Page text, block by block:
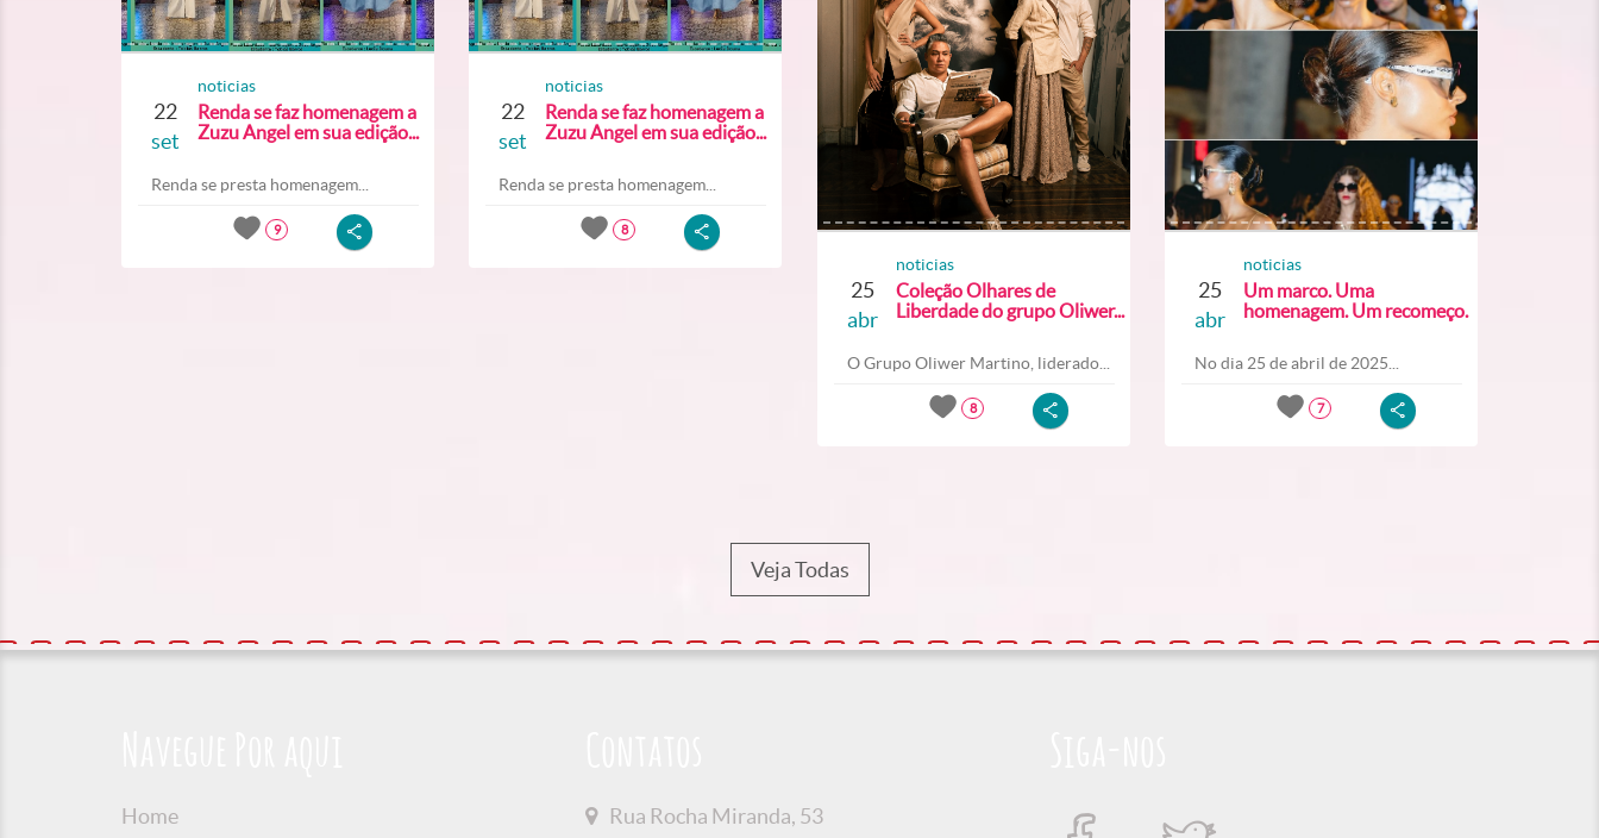
22
set
noticias
Renda se faz homenagem a
Zuzu Angel em sua edição...
Renda se presta homenagem...
9
22
set
noticias
Renda se faz homenagem a
Zuzu Angel em sua edição...
Renda se presta homenagem...
8
25
abr
noticias
Coleção Olhares de
Liberdade do grupo Oliwer...
O Grupo Oliwer Martino, liderado...
8
25
abr
noticias
Um marco. Uma
homenagem. Um recomeço.
No dia 25 de abril de 2025...
7
Veja Todas
Home
Rua Rocha Miranda, 53